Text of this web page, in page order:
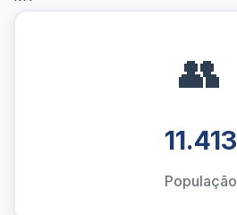
👥
11.413
População